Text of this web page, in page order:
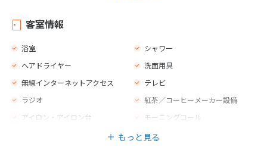
カフェ
子供用の椅子
マッサージ
スパトリートメント
客室情報
浴室
シャワー
ヘアドライヤー
洗面用具
無線インターネットアクセス
テレビ
ラジオ
紅茶／コーヒーメーカー設備
アイロン・アイロン台
モーニングコール
もっと見る